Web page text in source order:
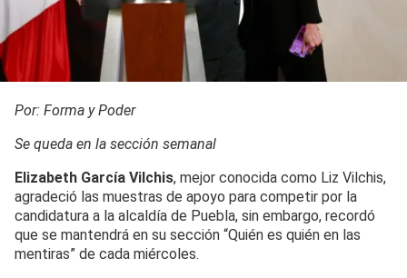
Por: Forma y Poder
Se queda en la sección semanal
Elizabeth García Vilchis, mejor conocida como Liz Vilchis,
agradeció las muestras de apoyo para competir por la
candidatura a la alcaldía de Puebla, sin embargo, recordó
que se mantendrá en su sección “Quién es quién en las
mentiras” de cada miércoles.